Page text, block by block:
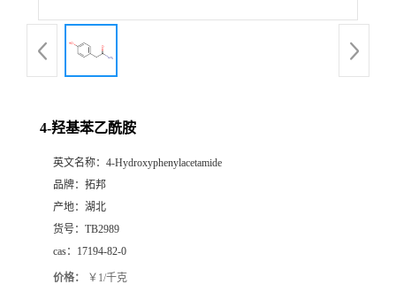
4-羟基苯乙酰胺
英文名称： 4-Hydroxyphenylacetamide
品牌： 拓邦
产地： 湖北
货号： TB2989
cas： 17194-82-0
价格： ￥1/千克